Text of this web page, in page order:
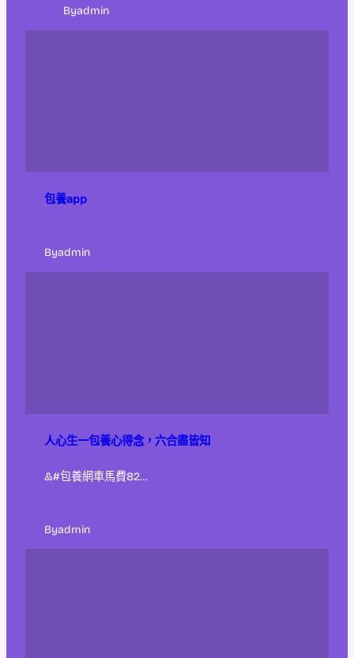
Byadmin
包養app
Byadmin
人心生一包養心得念，六合盡皆知
&#包養網車馬費82…
Byadmin